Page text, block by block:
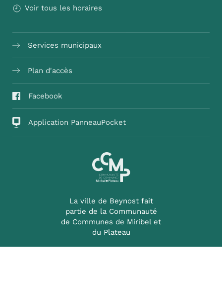
Voir tous les horaires
Services municipaux
Plan d'accès
Facebook
Application PanneauPocket
La ville de Beynost fait
partie de la Communauté
de Communes de Miribel et
du Plateau